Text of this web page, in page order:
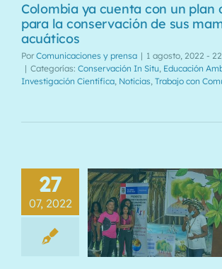
Colombia ya cuenta con un plan
para la conservación de sus
acuáticos
Por Comunicaciones y prensa | 1 agosto, 2022 -
| Categorías: Conservación In Situ, Educación
Investigación Científica, Noticias, Trabajo con
27
07, 2022